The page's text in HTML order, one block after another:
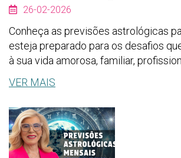
26-02-2026
Conheça as previsões astrológicas
esteja preparado para os desafios
à sua vida amorosa, familiar,
VER MAIS